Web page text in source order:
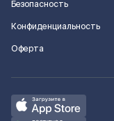
Безопасность
Конфиденциальность
Оферта